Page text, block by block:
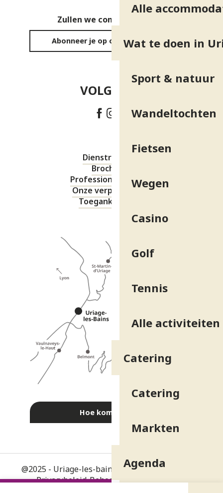
Alle
Wat te doen in
Sport & natuur
Wandeltochten
Fietsen
Wegen
Casino
Golf
Tennis
Alle activiteiten
Catering
Catering
Markten
Agenda
Zullen we contact houden?
Abonneer je op onze nieuwsbrief
VOLG ONS!
Dienstregeling
Brochures
Professionele ruimte
Onze verplichtingen
Toegankelijkheid
Hoe kom ik daar?
@2025 - Uriage-les-bains Juridische informatie
Privacybeleid-Beheer van toestemming-